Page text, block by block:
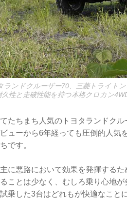
ランドクルーザー70、三菱トライト
性と走破性能を持つ本格クロカン
たちまち人気のトヨタランドクル
ューから6年経っても圧倒的人気
です。
に悪路において効果を発揮する
ことは少なく、むしろ乗り心地
乗した3台はどれもが快適なこと